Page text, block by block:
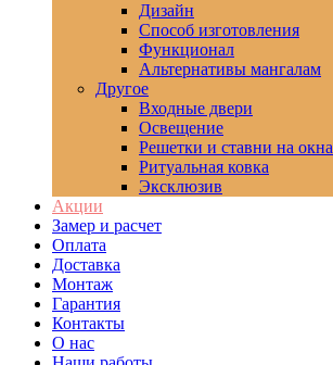
Дизайн
Способ изготовления
Функционал
Альтернативы мангалам
Другое
Входные двери
Освещение
Решетки и ставни на окна
Ритуальная ковка
Эксклюзив
Акции
Замер и расчет
Оплата
Доставка
Монтаж
Гарантия
Контакты
О нас